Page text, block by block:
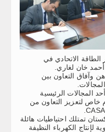
الاتحادي في
خان لغاري.
وآفاق التعاون بين
المجالات الرئيسية
خاص لتعزيز التعاون من
تمتلك احتياطيات هائلة
لإنتاج الكهرباء النظيفة